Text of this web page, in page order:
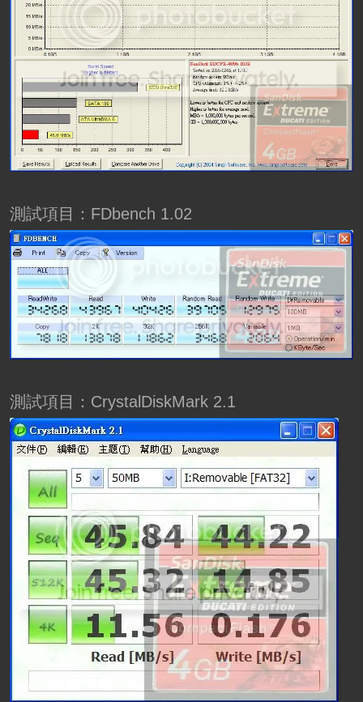
測試項目：FDbench 1.02
測試項目：CrystalDiskMark 2.1